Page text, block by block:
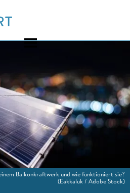
Balkonkraftwerk und wie funktioniert sie?
(Eakkaluk / Adobe Stock)